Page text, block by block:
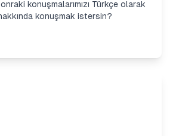
konuşmalarımızı Türkçe olarak
konuşmak istersin?